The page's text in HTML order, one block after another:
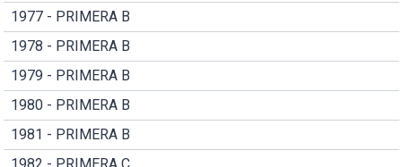
1977 - PRIMERA B
1978 - PRIMERA B
1979 - PRIMERA B
1980 - PRIMERA B
1981 - PRIMERA B